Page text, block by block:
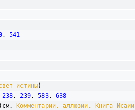
, 541
истины)
238, 239, 583, 638
Комментарии, аллюзии, Книга Исаии